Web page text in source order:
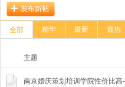
全部 精华 最新 最热
主题
南京婚庆策划培训学院性价比